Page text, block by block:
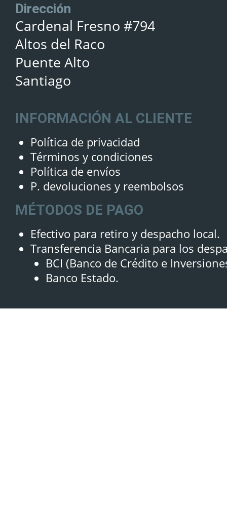
Dirección
Cardenal Fresno #794
Altos del Raco
Puente Alto
Santiago
INFORMACIÓN AL CLIENTE
Política de privacidad
Términos y condiciones
Política de envíos
P. devoluciones y reembolsos
MÉTODOS DE PAGO
Efectivo para retiro y despacho local.
Transferencia Bancaria para los
BCI (Banco de Crédito e
Banco Estado.